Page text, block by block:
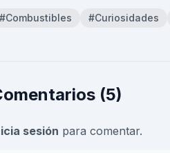
#Combustibles #Curiosidades
(5)
sesión para comentar.